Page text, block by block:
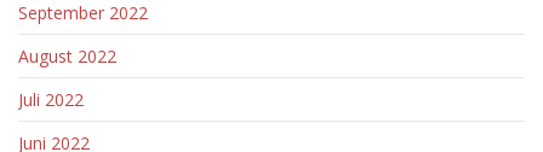
September 2022
August 2022
Juli 2022
Juni 2022